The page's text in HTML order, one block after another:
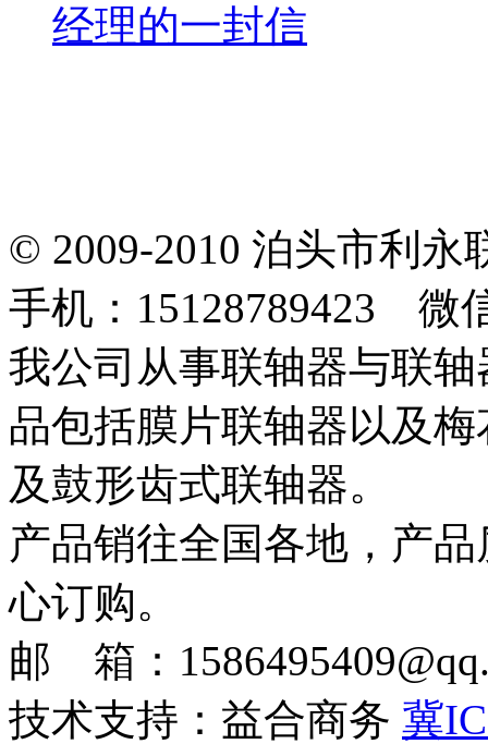
经理的一封信
© 2009-2010 泊头市利
手机：15128789423 微
我公司从事联轴器与联
品包括膜片联轴器以及
及鼓形齿式联轴器。
产品销往全国各地，产
心订购。
邮 箱：
技术支持：益合商务 冀